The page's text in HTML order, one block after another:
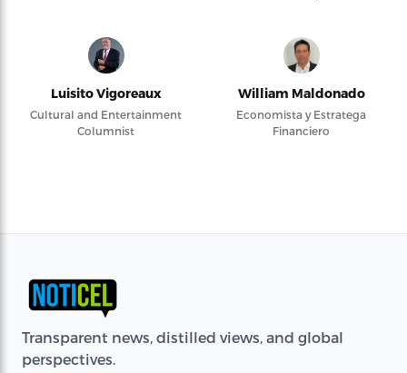
Luisito Vigoreaux
Cultural and Entertainment
Columnist
William Maldonado
Economista y Estratega
Financiero
Transparent news, distilled views, and global
perspectives.